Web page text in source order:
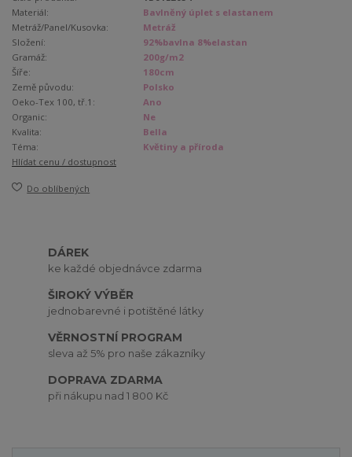
Materiál:
Bavlněný úplet s elastanem
Metráž/Panel/Kusovka:
Metráž
Složení:
92%bavlna 8%elastan
Gramáž:
200g/m2
Šíře:
180cm
Země původu:
Polsko
Oeko-Tex 100, tř.1:
Ano
Organic:
Ne
Kvalita:
Bella
Téma:
Květiny a příroda
Hlídat cenu / dostupnost
Do oblíbených
DÁREK
ke každé objednávce zdarma
ŠIROKÝ VÝBĚR
jednobarevné i potištěné látky
VĚRNOSTNÍ PROGRAM
sleva až 5% pro naše zákazníky
DOPRAVA ZDARMA
při nákupu nad 1 800 Kč